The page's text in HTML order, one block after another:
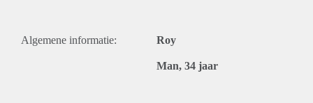
Algemene informatie: Roy
Man, 34 jaar